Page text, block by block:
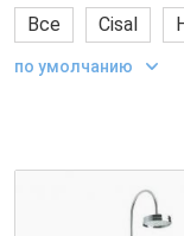
Все Cisal
по умолчанию